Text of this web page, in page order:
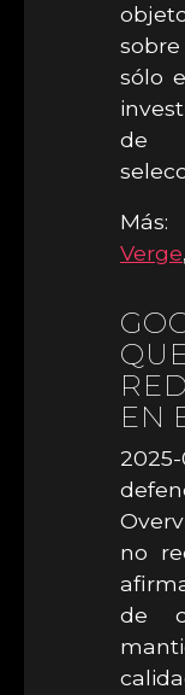
sólo
de
Más:
Verge,
EN
no
de